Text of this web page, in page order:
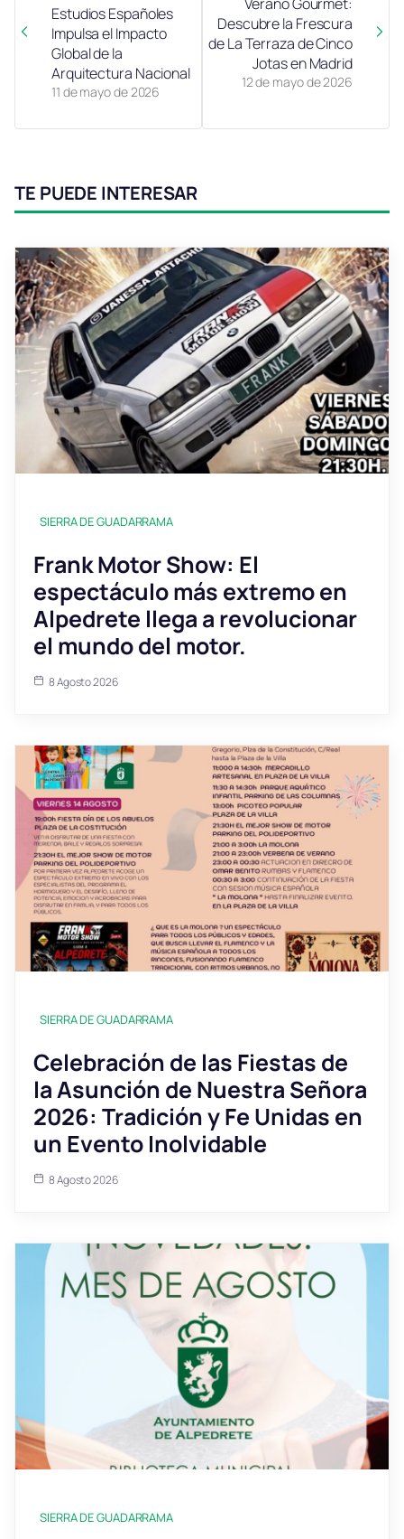
11 de mayo de 2026
Estudios Españoles
Impulsa el Impacto
Global de la
Arquitectura Nacional
12 de mayo de 2026
Descubre la Frescura
de La Terraza de Cinco
Jotas en Madrid
TE PUEDE INTERESAR
SIERRA DE GUADARRAMA
Frank Motor Show: El
espectáculo más extremo en
Alpedrete llega a revolucionar
el mundo del motor.
8 Agosto 2026
SIERRA DE GUADARRAMA
Celebración de las Fiestas de
la Asunción de Nuestra Señora
2026: Tradición y Fe Unidas en
un Evento Inolvidable
8 Agosto 2026
SIERRA DE GUADARRAMA